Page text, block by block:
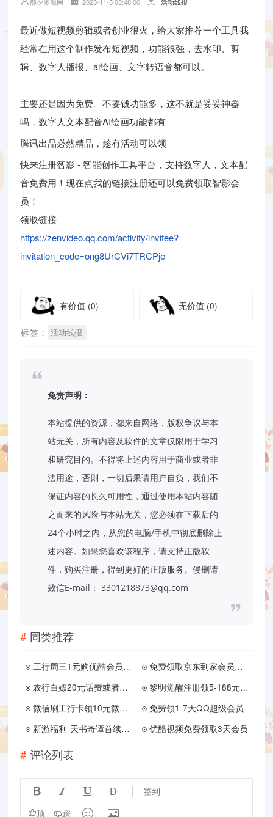
最近做短视频剪辑或者创业很火，给大家推荐一个工具我
经常在用这个制作发布短视频，功能很强，去水印、剪
辑、数字人播报、ai绘画、文字转语音都可以。
主要还是因为免费。不要钱功能多，这不就是妥妥神器
吗，数字人文本配音AI绘画功能都有
腾讯出品必然精品，趁有活动可以领
快来注册智影 - 智能创作工具平台，支持数字人，文本配
音免费用！现在点我的链接注册还可以免费领取智影会
员！
领取链接
https://zenvideo.qq.com/activity/invitee?
invitation_code=ong8UrCVi7TRCPje
有价值 (0) 无价值 (0)
标签： 活动线报
免责声明：
本站提供的资源，都来自网络，版权争议与本
站无关，所有内容及软件的文章仅限用于学习
和研究目的。不得将上述内容用于商业或者非
法用途，否则，一切后果请用户自负，我们不
保证内容的长久可用性，通过使用本站内容随
之而来的风险与本站无关，您必须在下载后的
24个小时之内，从您的电脑/手机中彻底删除上
述内容。如果您喜欢该程序，请支持正版软
件，购买注册，得到更好的正版服务。侵删请
致信E-mail： 3301218873@qq.com
同类推荐
工行周三1元购优酷会员月卡
免费领取京东到家会员周卡
农行白嫖20元话费或者实物
黎明觉醒注册领5-188元微信红包 老用户可换区
微信刷工行卡领10元微信立减金
免费领1-7天QQ超级会员
新游福利-天书奇谭首续0.1折
优酷视频免费领取3天会员
评论列表
    签到
顶 踩  